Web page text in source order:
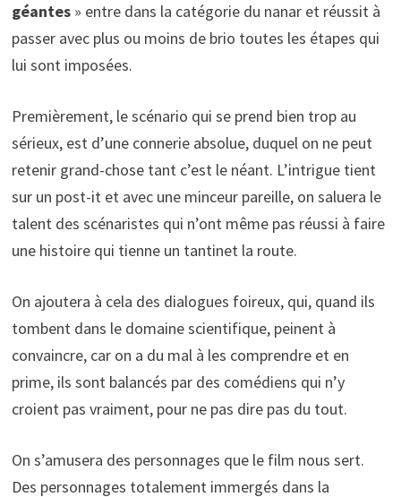
géantes» entre dans la catégorie du nanar et réussit à
passer avec plus ou moins de brio toutes les étapes qui
lui sont imposées.
Premièrement, le scénario qui se prend bien trop au
sérieux, est d’une connerie absolue, duquel on ne peut
retenir grand-chose tant c’est le néant. L’intrigue tient
sur un post-it et avec une minceur pareille, on saluera le
talent des scénaristes qui n’ont même pas réussi à faire
une histoire qui tienne un tantinet la route.
On ajoutera à cela des dialogues foireux, qui, quand ils
tombent dans le domaine scientifique, peinent à
convaincre, car on a du mal à les comprendre et en
prime, ils sont balancés par des comédiens qui n’y
croient pas vraiment, pour ne pas dire pas du tout.
On s’amusera des personnages que le film nous sert.
Des personnages totalement immergés dans la